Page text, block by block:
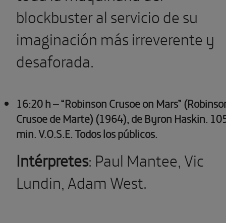
blockbuster al servicio de su
imaginación más irreverente y
desaforada.
16:20 h – “Robinson Crusoe on Mars”
Crusoe de Marte) (1964), de Byron Haskin.
min. V.O.S.E. Todos los públicos.
Intérpretes: Paul Mantee, Vic
Lundin, Adam West.